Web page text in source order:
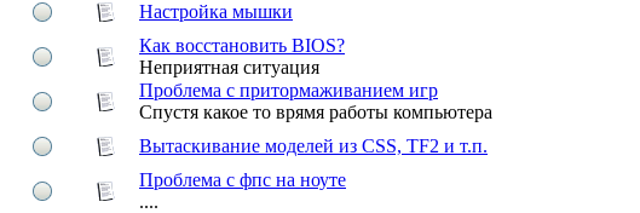
Настройка мышки
Как восстановить BIOS?
Неприятная ситуация
Проблема с притормаживанием игр
Спустя какое то врямя работы компьютера
Вытаскивание моделей из CSS, TF2 и т.п.
Проблема с фпс на ноуте
....